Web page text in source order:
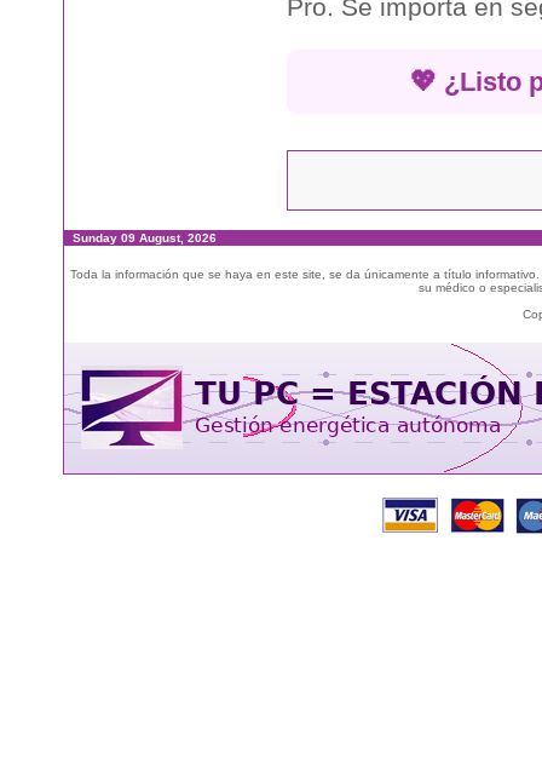
Pro. Se importa en
💖 ¿Listo
Sunday 09 August, 2026
Toda la información que se haya en este site, se da únicamente a título
su médico o